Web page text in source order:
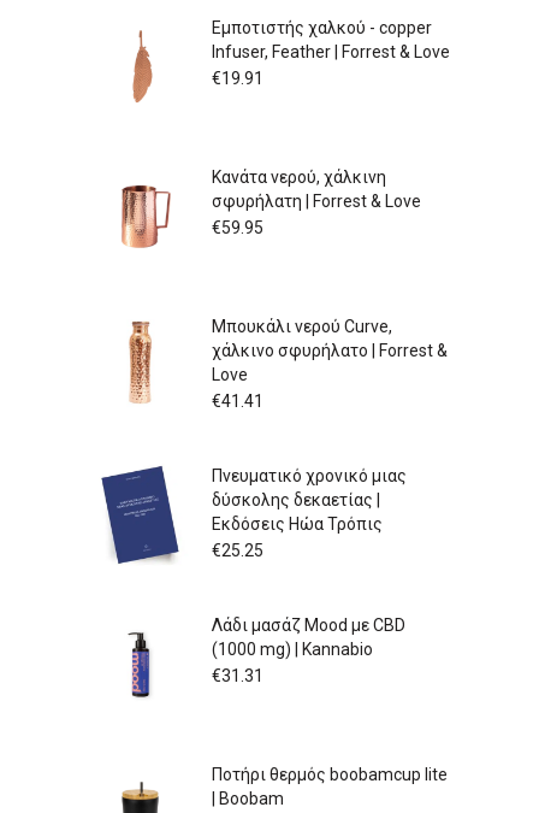
Εμποτιστής χαλκού - copper
Infuser, Feather | Forrest & Love
€19.91
Κανάτα νερού, χάλκινη
σφυρήλατη | Forrest & Love
€59.95
Μπουκάλι νερού Curve,
χάλκινο σφυρήλατο | Forrest &
Love
€41.41
Πνευματικό χρονικό μιας
δύσκολης δεκαετίας |
Εκδόσεις Ηώα Τρόπις
€25.25
Λάδι μασάζ Mood με CBD
(1000 mg) | Kannabio
€31.31
Ποτήρι θερμός boobamcup lite
| Boobam